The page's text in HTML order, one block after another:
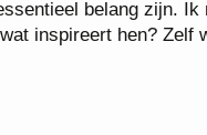
belang zijn.
inspireert hen? Zelf